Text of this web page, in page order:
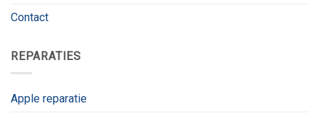
Contact
REPARATIES
Apple reparatie